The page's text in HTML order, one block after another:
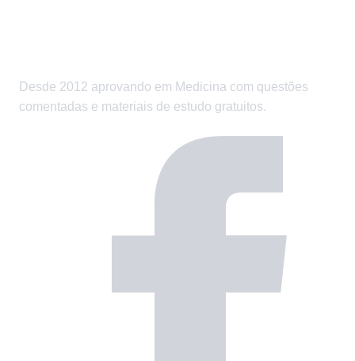
Desde 2012 aprovando em Medicina com questões
comentadas e materiais de estudo gratuitos.